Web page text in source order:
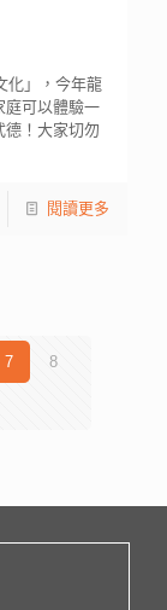
化」，今年龍
庭可以體驗一
德！大家切勿
閱讀更多
7 8